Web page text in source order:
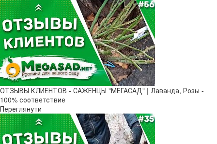
ОТЗЫВЫ КЛИЕНТОВ - САЖЕНЦЫ "МЕГАСАД" | Лаванда, Розы -
100% соответствие
Переглянути